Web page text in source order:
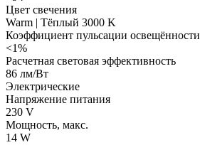
Цвет свечения
Warm | Тёплый 3000 K
Коэффициент пульсации освещённости
<1%
Расчетная световая эффективность
86 лм/Вт
Электрические
Напряжение питания
230 V
Мощность, макс.
14 W